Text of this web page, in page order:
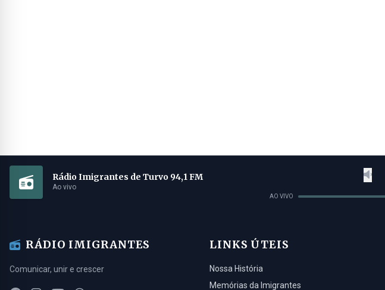
Rádio Imigrantes de Turvo 94,1 FM
Ao vivo
AO VIVO
RÁDIO IMIGRANTES
Comunicar, unir e crescer
LINKS ÚTEIS
Nossa História
Memórias da Imigrantes